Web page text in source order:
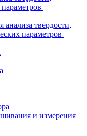
анализа твёрдости,
параметров
и измерения